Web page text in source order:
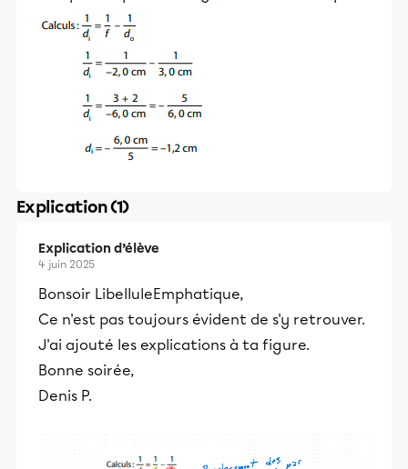
Explication (1)
Explication d’élève
4 juin 2025
Bonsoir LibelluleEmphatique,
Ce n'est pas toujours évident de s'y retrouver.
J'ai ajouté les explications à ta figure.
Bonne soirée,
Denis P.